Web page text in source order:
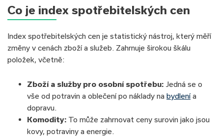
Co je index spotřebitelských cen
Index spotřebitelských cen je statistický nástroj, který měří
změny v cenách zboží a služeb. Zahrnuje širokou škálu
položek, včetně:
Zboží a služby pro osobní spotřebu: Jedná se o
vše od potravin a oblečení po náklady na bydlenía
dopravu.
Komodity: To může zahrnovat ceny surovin jako jsou
kovy, potraviny a energie.